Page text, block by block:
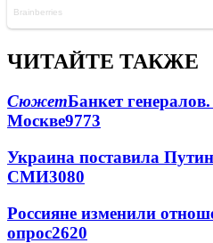
ЧИТАЙТЕ ТАКЖЕ
СюжетБанкет
Москве9773
Украина поставила
СМИ3080
Россияне изменили
опрос2620